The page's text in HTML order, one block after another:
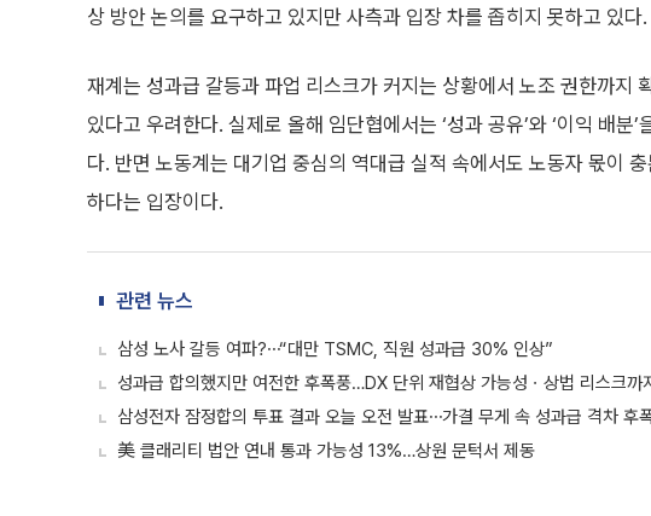
상 방안 논의를 요구하고 있지만 사측과 입장 차를 좁히지 못하고 있다.
재계는 성과급 갈등과 파업 리스크가 커지는 상황에서 노조 권한까지
있다고 우려한다. 실제로 올해 임단협에서는 ‘성과 공유’와 ‘이익 배분
다. 반면 노동계는 대기업 중심의 역대급 실적 속에서도 노동자 몫이
하다는 입장이다.
관련 뉴스
삼성 노사 갈등 여파?⋯“대만 TSMC, 직원 성과급 30% 인상”
성과급 합의했지만 여전한 후폭풍…DX 단위 재협상 가능성ㆍ상법 리스크까
삼성전자 잠정합의 투표 결과 오늘 오전 발표⋯가결 무게 속 성과급 격차 후
美 클래리티 법안 연내 통과 가능성 13%…상원 문턱서 제동